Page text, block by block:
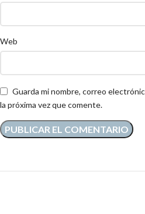
Web
Guarda mi nombre, correo
la próxima vez que comente.